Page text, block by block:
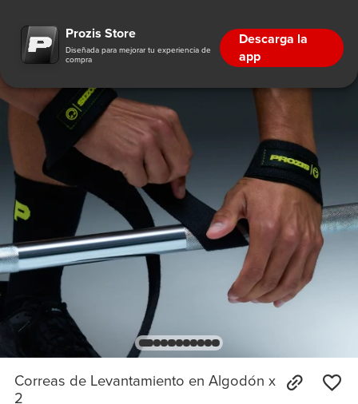
Prozis Store
Diseñada para mejorar tu experiencia de
compra
Descarga la
app
Correas de Levantamiento en Algodón x
2